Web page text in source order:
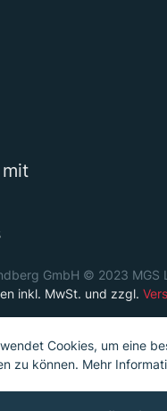
GmbH © 2023 MGS
inkl. MwSt. und zzgl.
Cookies, um eine
zu können. Mehr